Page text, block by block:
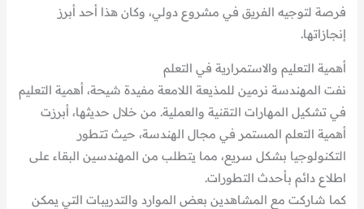
فرصة لتوجيه الفريق في مشروع دولي، وكان هذا أحد أبرز
إنجازاتها.
أهمية التعليم والاستمرارية في التعلم
نفت المهندسة نرمين للمذيعة اللامعة مفيدة شيحة، أهمية التعليم
في تشكيل المهارات التقنية والعملية. من خلال حديثها، أبرزت
أهمية التعلم المستمر في مجال الهندسة، حيث تتطور
التكنولوجيا بشكل سريع، مما يتطلب من المهندسين البقاء على
اطلاع دائم بأحدث التطورات.
كما شاركت مع المشاهدين بعض الموارد والتدريبات التي يمكن